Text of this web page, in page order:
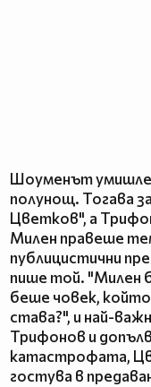
Шоуменът
полунощ. Тогава
Цветков", а
Милен правеше
публицистични
пише той. "Милен
беше човек,
става?", и най-
Трифонов и
катастрофата,
гостува в